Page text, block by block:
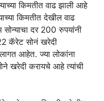
किमतीत वाढ झाली आहे
किमतीत देखील वाढ
दर 200 रुपयांनी
कॅरेट सोनं खरेदी
आहेत. ज्या लोकांना
खरेदी करायचे आहे त्यांची